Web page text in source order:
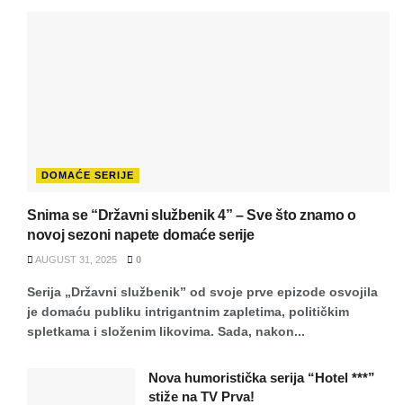
DOMAĆE SERIJE
Snima se “Državni službenik 4” – Sve što znamo o
novoj sezoni napete domaće serije
AUGUST 31, 2025 0
Serija „Državni službenik” od svoje prve epizode osvojila
je domaću publiku intrigantnim zapletima, političkim
spletkama i složenim likovima. Sada, nakon...
Nova humoristička serija “Hotel ***”
stiže na TV Prva!